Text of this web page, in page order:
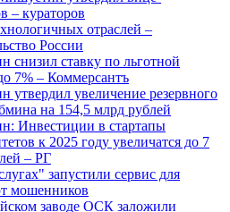
– кураторов
отраслей –
России
снизил ставку по льготной
7% – Коммерсантъ
утвердил увеличение резервного
на 154,5 млрд рублей
Инвестиции в стартапы
к 2025 году увеличатся до 7
– РГ
запустили сервис для
мошенников
заводе ОСК заложили